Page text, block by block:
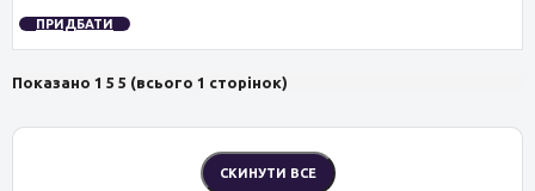
ПРИДБАТИ
Показано 1 5 5 (всього 1 сторінок)